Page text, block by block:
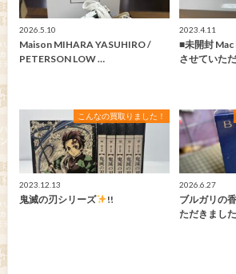
2026.5.10
Maison MIHARA YASUHIRO /
PETERSON LOW …
2023.4.11
■未開封
させていた
こんなの買取りました！
2023.12.13
鬼滅の刃シリーズ !!
2026.6.27
ブルガリの
ただきました